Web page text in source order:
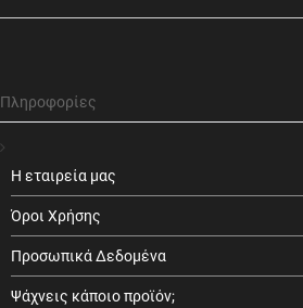
Πληροφορίες
Η εταιρεία μας
Όροι Χρήσης
Προσωπικά Δεδομένα
Ψάχνεις κάποιο προϊόν;